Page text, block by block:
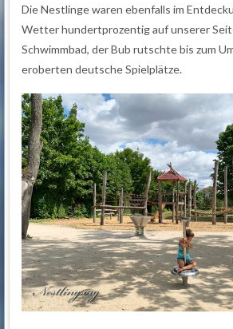
Die Nestlinge waren ebenfalls im
Wetter hundertprozentig auf unserer
Schwimmbad, der Bub rutschte bis zum
eroberten deutsche Spielplätze.